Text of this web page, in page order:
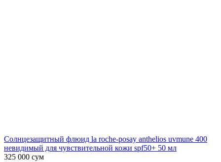
Солнцезащитный флюид la roche-posay anthelios uvmune 400
невидимый для чувствительной кожи spf50+ 50 мл
325 000 сум